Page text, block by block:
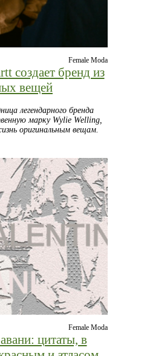
Female Moda
создает бренд из
вещей
легендарного бренда
марку Wylie Welling,
оригинальным вещам.
Female Moda
цитаты, в